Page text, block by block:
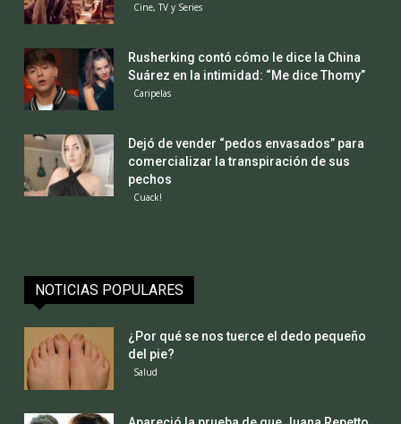
Cine, TV y Series
Rusherking contó cómo le dice la China
Suárez en la intimidad: “Me dice Thomy”
Caripelas
Dejó de vender “pedos envasados” para
comercializar la transpiración de sus
pechos
Cuack!
NOTICIAS POPULARES
¿Por qué se nos tuerce el dedo pequeño
del pie?
Salud